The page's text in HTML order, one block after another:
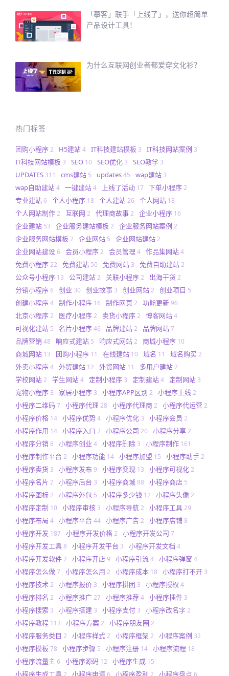
「摹客」联手「上线了」，送你超简单
产品设计工具！
为什么互联网创业者都爱穿文化衫？
热门标签
团购小程序2 H5建站4 IT科技建站模板 3 IT科技网站案例 3
IT科技网站模板 3 SEO 10 SEO优化 3 SEO教学 3
UPDATES 311 cms建站 5 updates45 wap建站 3
wap自助建站4 一键建站4 上线了活动 17 下单小程序2
专业建站6 个人小程序 18 个人建站26 个人网站 18
个人网站制作2 互联网 2 代理商故事2 企业小程序 16
企业建站 53 企业服务建站模板 2 企业服务网站案例 2
企业服务网站模板 2 企业网站 5 企业网站建站2
企业网站建设6 会员小程序2 会员管理 4 作品集网站4
免费小程序22 免费建站 50 免费网站 3 免费自助建站2
公众号小程序 13 公司建站2 关联小程序2 出海干货2
分销小程序6 创业 30 创业故事 3 创业网站2 创业项目 5
创建小程序4 制作小程序 16 制作网页 2 功能更新96
北京小程序2 医疗小程序2 卖货小程序2 博客网站4
可视化建站 5 名片小程序46 品牌建站2 品牌网站7
品牌营销 48 响应式建站 5 响应式网站2 商城小程序 10
商城网站 13 团购小程序 11 在线建站 10 域名 11 域名购买2
外卖小程序4 外贸建站 12 外贸网站 11 多用户建站2
学校网站2 学生网站4 定制小程序 3 定制建站4 定制网站 3
宠物小程序 3 家居小程序 3 小程序APP区别 2 小程序上线 2
小程序二维码7 小程序代理 28 小程序代理商2 小程序代运营2
小程序价格 14 小程序优势4 小程序优化 3 小程序会员 2
小程序作用 14 小程序入口 7 小程序公司 20 小程序分享2
小程序分销 8 小程序创业 4 小程序删除 3 小程序制作 161
小程序制作平台 2 小程序功能 14 小程序加盟 15 小程序助手2
小程序卖货 3 小程序发布9 小程序变现 13 小程序可视化2
小程序名片 2 小程序后台 3 小程序商城88 小程序商店 5
小程序图标2 小程序外包 5 小程序多少钱 12 小程序头像 2
小程序定制 10 小程序审核 3 小程序导航2 小程序工具29
小程序布局 4 小程序平台 44 小程序广告2 小程序店铺8
小程序开发 187 小程序开发价格2 小程序开发公司 7
小程序开发工具8 小程序开发平台 3 小程序开发文档 4
小程序开发软件2 小程序开店9 小程序引流4 小程序弹窗 4
小程序怎么做7 小程序怎么用 2 小程序成本 18 小程序打不开 3
小程序技术2 小程序报价 3 小程序拼团 3 小程序授权 4
小程序排名 2 小程序推广27 小程序推荐4 小程序插件 3
小程序搜索 3 小程序搭建 3 小程序支付 3 小程序改名字 2
小程序教程 113 小程序方案2 小程序朋友圈 2
小程序服务类目 2 小程序样式2 小程序框架 2 小程序案例 32
小程序模板 78 小程序步骤 5 小程序注册 14 小程序流程 18
小程序流量主 6 小程序源码 12 小程序生成 15
小程序生成工具2 小程序申请6 小程序盈利 2 小程序盘点 6